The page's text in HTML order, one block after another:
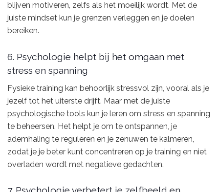
blijven motiveren, zelfs als het moeilijk wordt. Met de
juiste mindset kun je grenzen verleggen en je doelen
bereiken.
6. Psychologie helpt bij het omgaan met
stress en spanning
Fysieke training kan behoorlijk stressvol zijn, vooral als je
jezelf tot het uiterste drijft. Maar met de juiste
psychologische tools kun je leren om stress en spanning
te beheersen. Het helpt je om te ontspannen, je
ademhaling te reguleren en je zenuwen te kalmeren,
zodat je je beter kunt concentreren op je training en niet
overladen wordt met negatieve gedachten.